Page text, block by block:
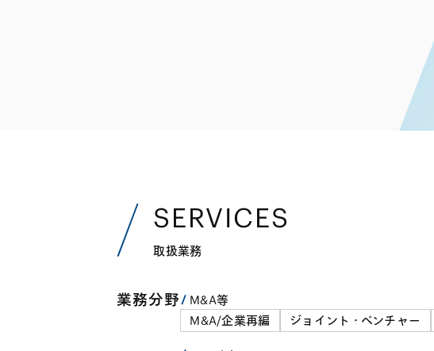
SERVICES
取扱業務
業務分野
M&A等
M&A/企業再編
ジョイント・ベンチャー